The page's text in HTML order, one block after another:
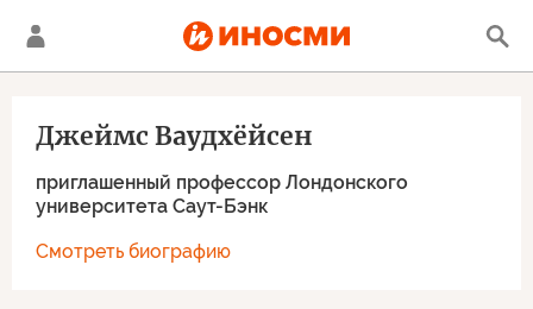
Джеймс Ваудхёйсен
приглашенный профессор Лондонского
университета Саут-Бэнк
Смотреть биографию